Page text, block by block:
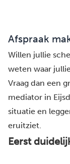
Afspraak
Willen jullie
weten waar
Vraag dan een
mediator in
situatie en
eruitziet.
Eerst